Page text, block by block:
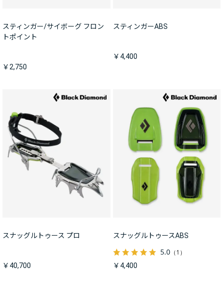
スティンガー/サイボーグ フロン
トポイント
￥2,750
スティンガーABS
￥4,400
スナッグルトゥース プロ
￥40,700
スナッグルトゥースABS
5.0（1）
￥4,400